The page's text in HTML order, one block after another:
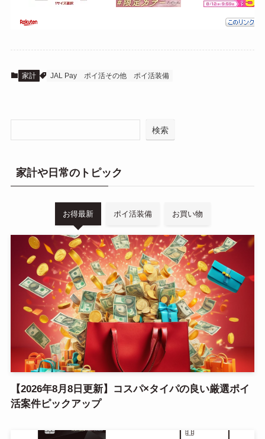
家計 JAL Pay ポイ活その他 ポイ活装備
検索
家計や日常のトピック
お得最新 ポイ活装備 お買い物
【2026年8月8日更新】コスパ×タイパの良い厳選ポイ
活案件ピックアップ